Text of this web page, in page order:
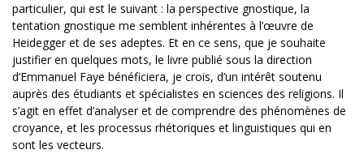
particulier, qui est le suivant : la perspective gnostique, la
tentation gnostique me semblent inhérentes à l’œuvre de
Heidegger et de ses adeptes. Et en ce sens, que je souhaite
justifier en quelques mots, le livre publié sous la direction
d’Emmanuel Faye bénéficiera, je crois, d’un intérêt soutenu
auprès des étudiants et spécialistes en sciences des religions. Il
s’agit en effet d’analyser et de comprendre des phénomènes de
croyance, et les processus rhétoriques et linguistiques qui en
sont les vecteurs.